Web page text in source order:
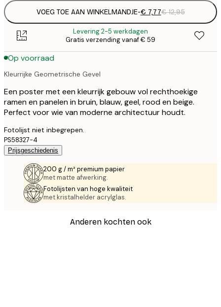
VOEG TOE AAN WINKELMANDJE-€ 7,77€ 12,95
Levering 2-5 werkdagen
Gratis verzending vanaf € 59
Op voorraad
Kleurrijke Geometrische Gevel
Een poster met een kleurrijk gebouw vol rechthoekige
ramen en panelen in bruin, blauw, geel, rood en beige.
Perfect voor wie van moderne architectuur houdt.
Fotolijst niet inbegrepen.
PS58327-4
Prijsgeschiedenis
200 g / m² premium papier
met matte afwerking.
Fotolijsten van hoge kwaliteit
met kristalhelder acrylglas.
Anderen kochten ook